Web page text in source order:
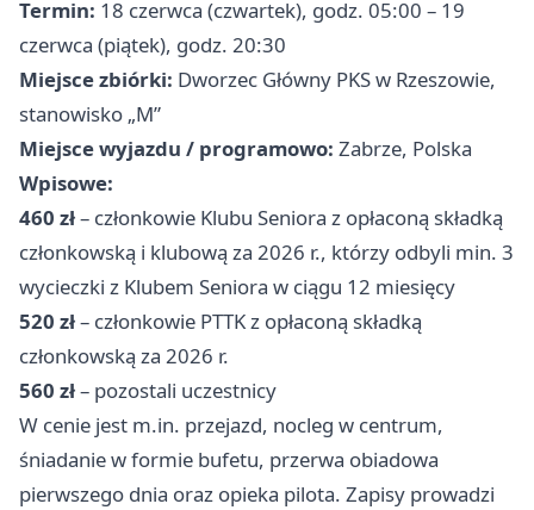
Termin: 18 czerwca (czwartek), godz. 05:00 – 19
czerwca (piątek), godz. 20:30
Miejsce zbiórki: Dworzec Główny PKS w Rzeszowie,
stanowisko „M”
Miejsce wyjazdu / programowo: Zabrze, Polska
Wpisowe:
460 zł– członkowie Klubu Seniora z opłaconą składką
członkowską i klubową za 2026 r., którzy odbyli min. 3
wycieczki z Klubem Seniora w ciągu 12 miesięcy
520 zł– członkowie PTTK z opłaconą składką
członkowską za 2026 r.
560 zł– pozostali uczestnicy
W cenie jest m.in. przejazd, nocleg w centrum,
śniadanie w formie bufetu, przerwa obiadowa
pierwszego dnia oraz opieka pilota. Zapisy prowadzi